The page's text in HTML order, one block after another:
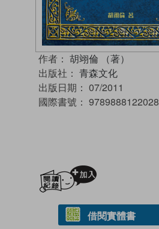
作者： 胡翊倫 （著）
出版社： 青森文化
出版日期： 07/2011
國際書號： 9789888122028
借閱實體書